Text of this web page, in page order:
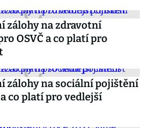
zálohy na zdravotní
OSVČ a co platí pro
zálohy na sociální pojištění
co platí pro vedlejší